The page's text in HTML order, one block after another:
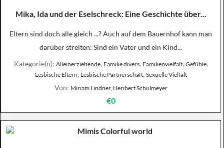
Mika, Ida und der Eselschreck: Eine Geschichte über...
Eltern sind doch alle gleich ...? Auch auf dem Bauernhof kann man
darüber streiten: Sind ein Vater und ein Kind...
Kategorie(n): Alleinerziehende, Familie divers, Familienvielfalt, Gefühle,
Lesbische Eltern, Lesbische Partnerschaft, Sexuelle Vielfalt
Von: Miriam Lindner, Heribert Schulmeyer
€0